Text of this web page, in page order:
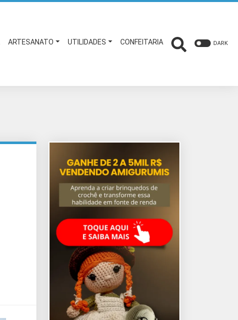
ARTESANATO UTILIDADES CONFEITARIA DARK